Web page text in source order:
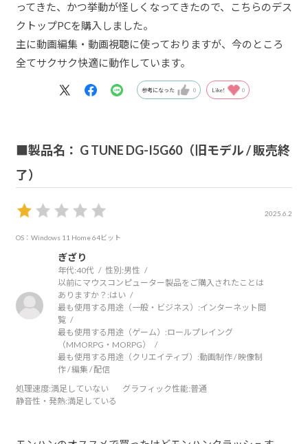
ってきた、かつ挙動が怪しくなってきたので、こちらのデス
クトップPCを購入しました。
主に動画編集・動画視聴に使っておりますが、今のところ
全てサクサク快適に動作しています。
参考になった 0 Like! 0
■製品名： G TUNE DG-I5G60（旧モデル / 販売終
了）
2025.6.2
OS：Windows 11 Home 64ビット
ぎざり
年代:40代 性別:男性
以前にマウスコンピューター製品をご購入されたことは
ありますか？:はい
最も使用する用途（一般・ビジネス）:インターネット閲
覧
最も使用する用途（ゲーム）:ロールプレイング
（MMORPG・MORPG）
最も使用する用途（クリエイティブ）:動画制作 / 映像制
作 / 編集 / 配信
処理速度:満足していない グラフィック性能:普通
静音性・発熱:満足している